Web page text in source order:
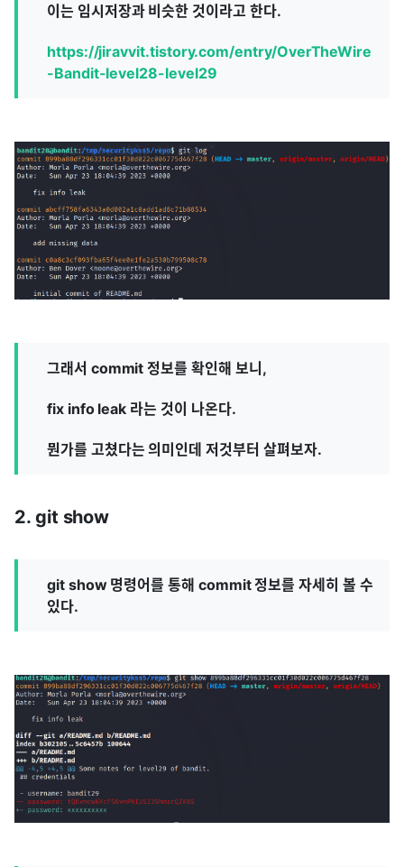
이는 임시저장과 비슷한 것이라고 한다.
https://jiravvit.tistory.com/entry/OverTheWire
-Bandit-level28-level29
그래서 commit 정보를 확인해 보니,
fix info leak 라는 것이 나온다.
뭔가를 고쳤다는 의미인데 저것부터 살펴보자.
2. git show
git show 명령어를 통해 commit 정보를 자세히 볼 수
있다.